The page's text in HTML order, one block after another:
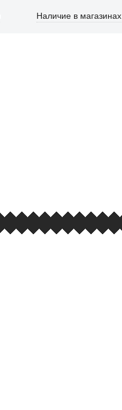
Наличие в магазинах